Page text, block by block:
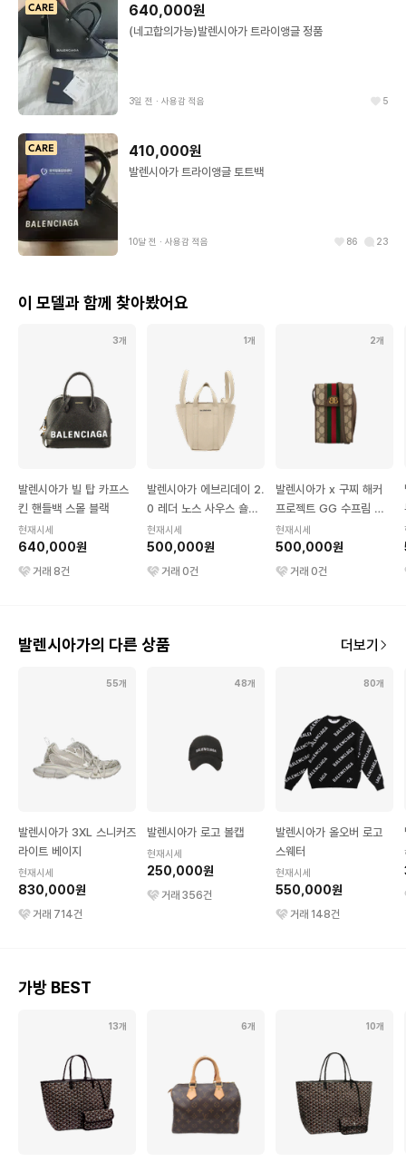
640,000원
(네고합의가능)발렌시아가 트라이앵글 정품
3일 전 ∙ 사용감 적음 5
410,000원
발렌시아가 트라이앵글 토트백
10달 전 ∙ 사용감 적음 86 23
이 모델과 함께 찾아봤어요
3개
발렌시아가 빌 탑 카프스
킨 핸들백 스몰 블랙
현재시세
640,000원
거래 8건
1개
발렌시아가 에브리데이 2.
0 레더 노스 사우스 숄더
토트백 XS 그레이지
현재시세
500,000원
거래 0건
2개
발렌시아가 x 구찌 해커
프로젝트 GG 수프림 캔
버스 폰 홀더백 베에지 &
에보니
현재시세
500,000원
거래 0건
발렌시아가의 다른 상품 더보기
55개
발렌시아가 3XL 스니커즈
라이트 베이지
현재시세
830,000원
거래 714건
48개
발렌시아가 로고 볼캡
현재시세
250,000원
거래 356건
80개
발렌시아가 올오버 로고
스웨터
현재시세
550,000원
거래 148건
가방 BEST
13개 6개 10개